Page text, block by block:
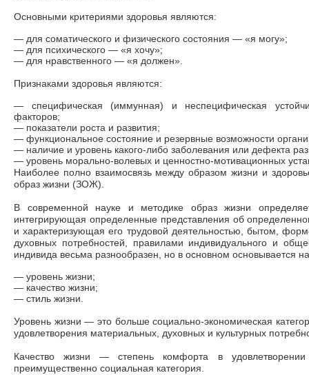
Основными критериями здоровья являются:
— для соматического и физического состояния — «я могу»;
— для психического — «я хочу»;
— для нравственного — «я должен».
Признаками здоровья являются:
— специфическая (иммунная) и неспецифическая
факторов;
— показатели роста и развития;
— функциональное состояние и резервные возможности
— наличие и уровень какого-либо заболевания или дефекта
— уровень морально-волевых и ценностно-мотивационных
Наиболее полно взаимосвязь между образом жизни и
образ жизни (ЗОЖ).
В современной науке и методике образ жизни
интегрирующая определенные представления об
и характеризующая его трудовой деятельностью, бытом,
духовных потребностей, правилами индивидуального и
индивида весьма разнообразен, но в основном основывается
— уровень жизни;
— качество жизни;
— стиль жизни.
Уровень жизни— это больше социально-экономическая
удовлетворения материальных, духовных и культурных
Качество жизни— степень комфорта в удовлетворении
преимущественно социальная категория.